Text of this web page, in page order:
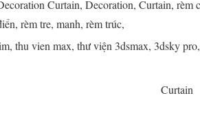
Curtain, Decoration, Curtain, rèm
rèm tre, manh, rèm trúc,
thu vien max, thư viện 3dsmax, 3dsky
Curtain